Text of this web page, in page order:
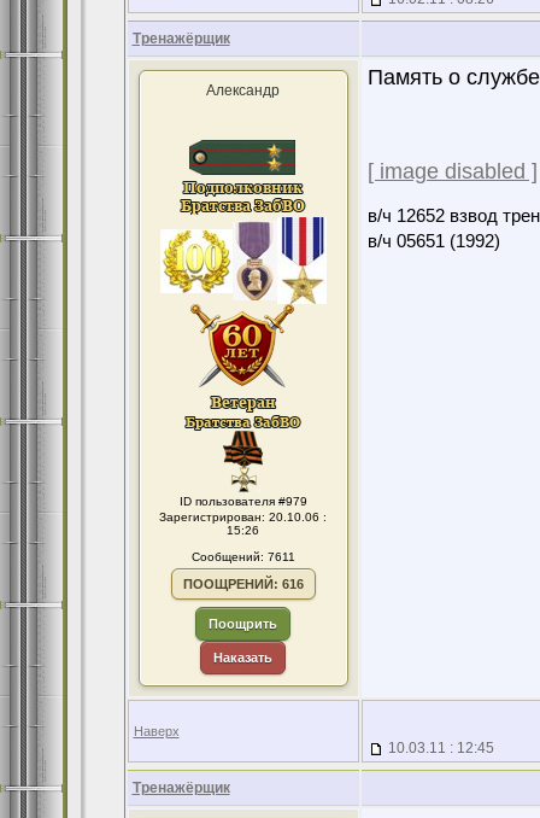
Тренажёрщик
Александр
ID пользователя #979
Зарегистрирован: 20.10.06 :
15:26
Сообщений: 7611
ПООЩРЕНИЙ: 616
Поощрить
Наказать
Память о
[ image disabled ]
в/ч 12652 взвод
в/ч 05651 (1992)
Наверх
10.03.11 : 12:45
Тренажёрщик